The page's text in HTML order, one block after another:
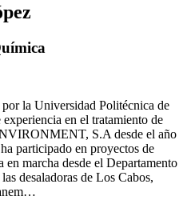
la Universidad Politécnica de
en el tratamiento de
S.A desde el año
participado en proyectos de
marcha desde el Departamento
desaladoras de Los Cabos,